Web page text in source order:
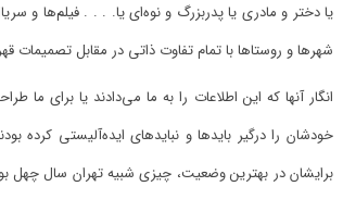
یا دختر و مادری یا پدربزرگ و نوه‌‌‌ای یا. . . . فیلم‌ها و
شهرها و روستاها با تمام تفاوت ‌ذاتی‌ در مقابل تصمیمات
انگار آنها که این اطلاعات را به ما می‌دادند یا برای ما
خودشان را درگیر بایدها و نبایدهای ایده‌آلیستی کرده
برایشان در بهترین وضعیت، چیزی شبیه تهران سال چهل